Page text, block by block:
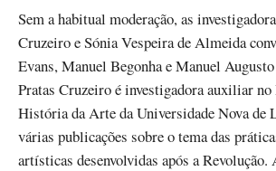
Sem a habitual moderação, as
Cruzeiro e Sónia Vespeira de Almeida
Evans, Manuel Begonha e Manuel
Pratas Cruzeiro é investigadora auxiliar
História da Arte da Universidade Nova de
várias publicações sobre o tema das
artísticas desenvolvidas após a